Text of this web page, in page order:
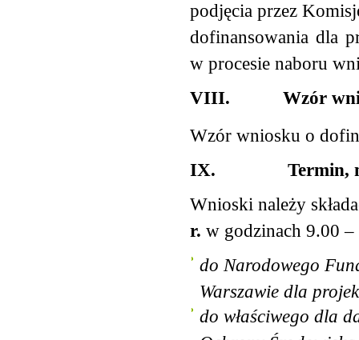
podjęcia przez
dofinansowania dla
w procesie naboru
VIII. Wzór
Wzór wniosku o
IX. Termin,
Wnioski należy
r. w godzinach 9.00 –
do Narodowego
Warszawie dla
do właściwego dla